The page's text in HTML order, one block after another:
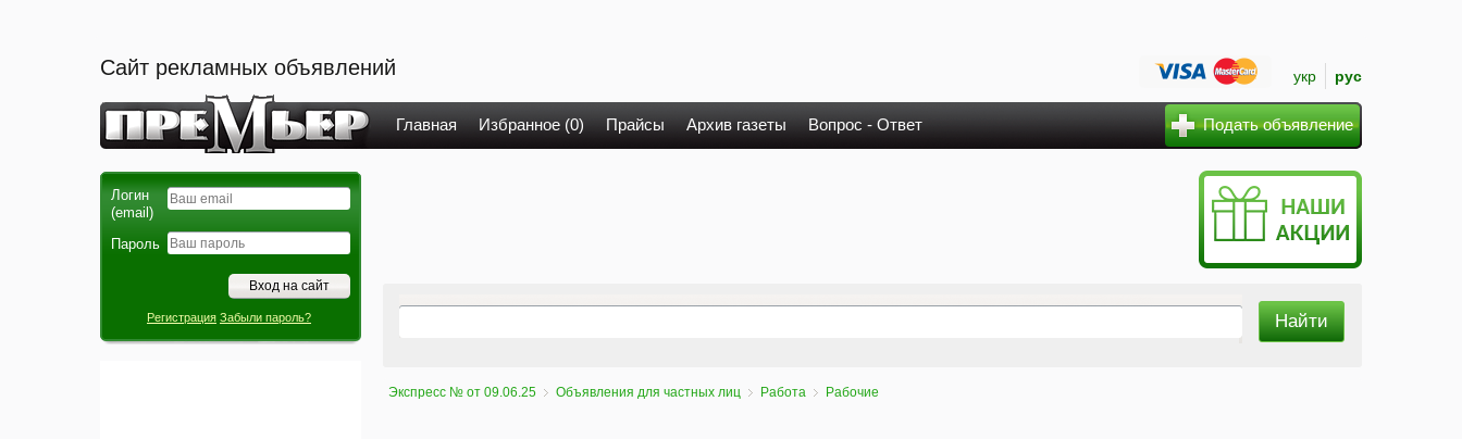
Сайт рекламных объявлений укр рус
Главная Избранное (0) Прайсы Архив газеты Вопрос - Ответ Подать объявление
Логин
(email)
Пароль
Регистрация Забыли пароль?
Экспресс № от 09.06.25 Объявления для частных лиц Работа Рабочие